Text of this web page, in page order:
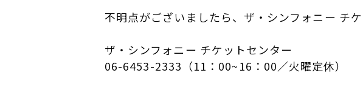
不明点がございましたら、ザ・シンフォニー チ
ザ・シンフォニー チケットセンター
06-6453-2333（11：00~16：00／火曜定休）